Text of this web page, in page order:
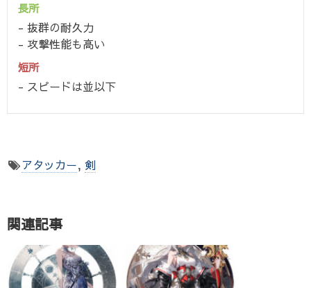
長所
抜群の耐久力
攻撃性能も高い
短所
スピードは並以下
アタッカー, 剣
関連記事